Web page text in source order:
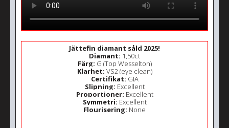
Jättefin diamant såld 2025!
Diamant: 1,50ct
Färg: G (Top Wesselton)
Klarhet: VS2 (eye clean)
Certifikat: GIA
Slipning: Excellent
Proportioner: Excellent
Symmetri: Excellent
Flourisering: None